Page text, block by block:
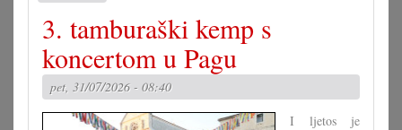
Rješenje
velike
križaljke
za
misec
juli
3. tamburaški kemp s
koncertom u Pagu
pet, 31/07/2026 - 08:40
I ljetos je